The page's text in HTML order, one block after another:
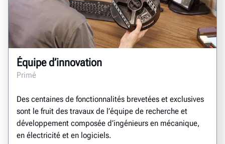
Équipe d’innovation
Primé
Des centaines de fonctionnalités brevetées et exclusives
sont le fruit des travaux de l’équipe de recherche et
développement composée d’ingénieurs en mécanique,
en électricité et en logiciels.